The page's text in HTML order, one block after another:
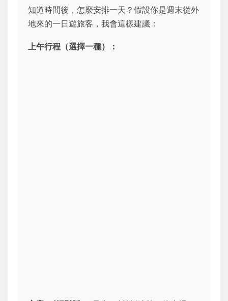
知道時間後，怎麼安排一天？假設你是週末從外
地來的一日遊旅客，我會這樣建議：
上午行程（選擇一種）：